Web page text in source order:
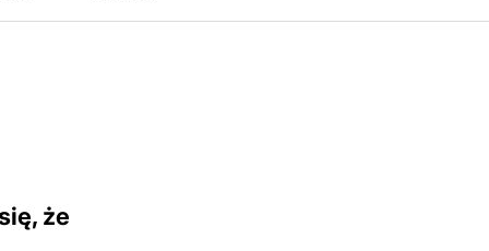
że